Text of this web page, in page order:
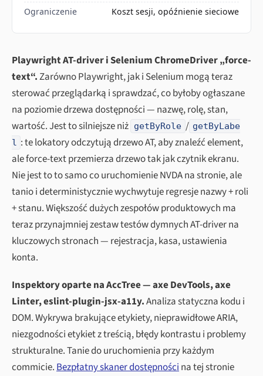
Ograniczenie
Koszt sesji, opóźnienie sieciowe
Playwright AT-driver i Selenium ChromeDriver „force-
text“.Zarówno Playwright, jak i Selenium mogą teraz
sterować przeglądarką i sprawdzać, co byłoby ogłaszane
na poziomie drzewa dostępności — nazwę, rolę, stan,
wartość. Jest to silniejsze niż getByRole / getByLabe
l : te lokatory odczytują drzewo AT, aby znaleźć element,
ale force-text przemierza drzewo tak jak czytnik ekranu.
Nie jest to to samo co uruchomienie NVDA na stronie, ale
tanio i deterministycznie wychwytuje regresje nazwy + roli
+ stanu. Większość dużych zespołów produktowych ma
teraz przynajmniej zestaw testów dymnych AT-driver na
kluczowych stronach — rejestracja, kasa, ustawienia
konta.
Inspektory oparte na AccTree — axe DevTools, axe
Linter, eslint-plugin-jsx-a11y.Analiza statyczna kodu i
DOM. Wykrywa brakujące etykiety, nieprawidłowe ARIA,
niezgodności etykiet z treścią, błędy kontrastu i problemy
strukturalne. Tanie do uruchomienia przy każdym
commicie. Bezpłatny skaner dostępności na tej stronie